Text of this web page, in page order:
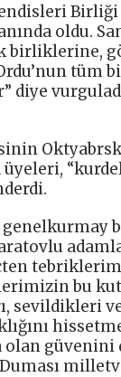
oldu.
birliklerine,
diye
genelkurmay
bu
sevildikleri
olan güvenini